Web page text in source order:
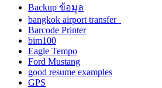
Backup ข้อมูล
bangkok airport transfer
Barcode Printer
bim100
Eagle Tempo
Ford Mustang
good resume examples
GPS